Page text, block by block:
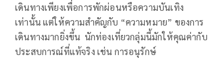
เดินทางเพียงเพื่อการพักผ่อนหรือความบันเทิง
เท่านั้น แต่ให้ความสำคัญกับ “ความหมาย” ของการ
เดินทางมากยิ่งขึ้น นักท่องเที่ยวกลุ่มนี้มักให้คุณค่ากับ
ประสบการณ์ที่แท้จริง เช่น การอนุรักษ์